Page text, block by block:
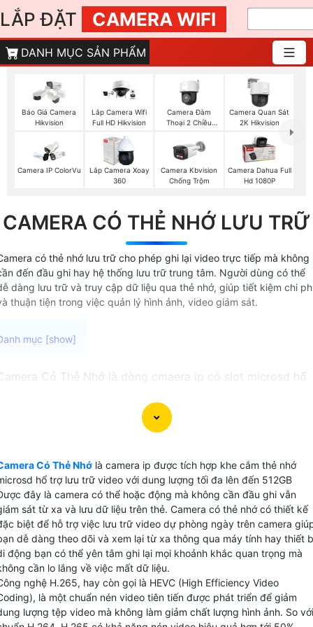
LẮP ĐẶT CAMERA WIFI
DANH MỤC SẢN PHẨM
Báo Giá Camera
Hikvision
Lắp Camera Wifi
Full HD Hikvision
Camera Đàm
Thoại 2 Chiều
Camera Quan Sát
2K Hikvision
Camera IP ColorVu
Lắp Camera Xoay
360
Camera Kbvision
Chống Trộm
Camera Dahua Full
Hd 1080P
CAMERA CÓ THẺ NHỚ LƯU TRỮ
có thẻ nhớ lưu trữ cho phép ghi lại video trực tiếp mà không
đến đầu ghi hay hệ thống lưu trữ trung tâm. Người dùng có thể
dàng lưu trữ và truy cập dữ liệu qua thẻ nhớ, giúp tiết kiệm chi
thuận tiện trong việc quản lý hình ảnh, video giám sát.
Có Thẻ Nhớ là dòng cmaera ip có slot microsd hổ
lưu dữ liệu chất lượng 2k đến 120 ngày là lựa chọn
cho việc giám sát video mà không cần kết nối với đầu
do đó có thể hoạt động độc lập mà không cần
camera phức tạp hay ổ cứng lưu trữ phụ.
Có Thẻ Nhớ là camera ip được tích hợp khe cắm thẻ nhớ
hổ trợ lưu trữ video với dung lượng tối đa lên đến 512GB
đây là camera có thể hoặc động mà không cần đầu ghi vẫn
sát từ xa và lưu dữ liệu trên thẻ. Camera có thẻ nhớ có thiết kế
biệt để hỗ trợ việc lưu trữ video dự phòng ngày trên camera
dễ dàng theo dõi và xem lại từ xa thông qua máy tính hay thiết
động bạn có thể yên tâm ghi lại mọi khoảnh khắc quan trọng mà
cần lo lắng về việc mất dữ liệu.
nghệ H.265, hay còn gọi là HEVC (High Efficiency Video
là một chuẩn nén video tiên tiến được phát triển để giảm
lượng tệp video mà không làm giảm chất lượng hình ảnh. So với